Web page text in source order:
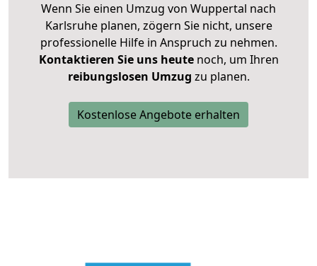
Wenn Sie einen Umzug von Wuppertal nach
Karlsruhe planen, zögern Sie nicht, unsere
professionelle Hilfe in Anspruch zu nehmen.
Kontaktieren Sie uns heutenoch, um Ihren
reibungslosen Umzug zu planen.
Kostenlose Angebote erhalten